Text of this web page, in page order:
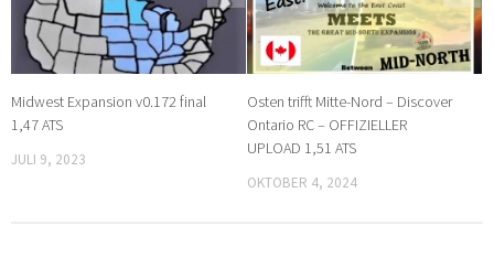
Midwest Expansion v0.172 final
1,47 ATS
JULI 9, 2023
Osten trifft Mitte-Nord – Discover
Ontario RC – OFFIZIELLER
UPLOAD 1,51 ATS
OKTOBER 4, 2024